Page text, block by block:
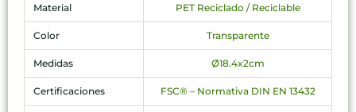
Material PET Reciclado / Reciclable
Color Transparente
Medidas Ø18.4x2cm
Certificaciones FSC® – Normativa DIN EN 13432